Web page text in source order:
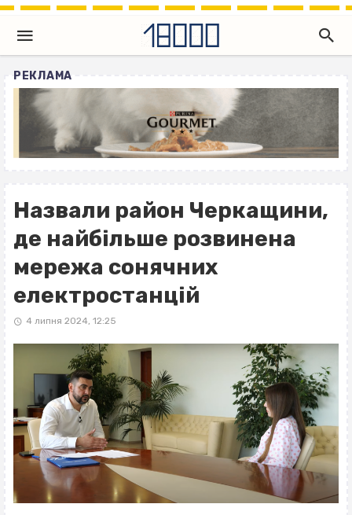
РЕКЛАМА
Назвали район Черкащини,
де найбільше розвинена
мережа сонячних
електростанцій
4 липня 2024, 12:25